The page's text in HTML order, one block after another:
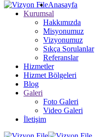
Anasayfa
Kurumsal
Hakkımızda
Misyonumuz
Vizyonumuz
Sıkça Sorulanlar
Referanslar
Hizmetler
Hizmet Bölgeleri
Blog
Galeri
Foto Galeri
Video Galeri
İletişim